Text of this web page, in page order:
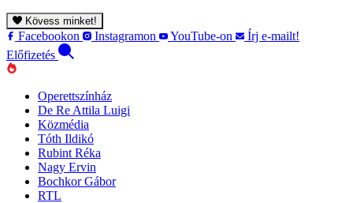
Kövess minket!
Facebookon Instagramon YouTube-on
Írj e-mailt!
Előfizetés
Operettszínház
De Re Attila Luigi
Közmédia
Tóth Ildikó
Rubint Réka
Nagy Ervin
Bochkor Gábor
RTL